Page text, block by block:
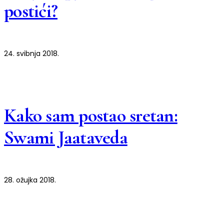
postići?
24. svibnja 2018.
Kako sam postao sretan:
Swami Jaataveda
28. ožujka 2018.